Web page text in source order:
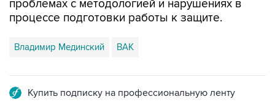
Владимир Мединский ВАК
Подписаться на рассылку главных новостей сайта